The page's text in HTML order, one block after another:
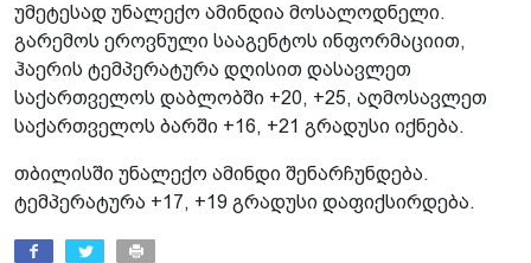
უმეტესად უნალექო ამინდია მოსალოდნელი.
გარემოს ეროვნული სააგენტოს ინფორმაციით,
ჰაერის ტემპერატურა დღისით დასავლეთ
საქართველოს დაბლობში +20, +25, აღმოსავლეთ
საქართველოს ბარში +16, +21 გრადუსი იქნება.
თბილისში უნალექო ამინდი შენარჩუნდება.
ტემპერატურა +17, +19 გრადუსი დაფიქსირდება.